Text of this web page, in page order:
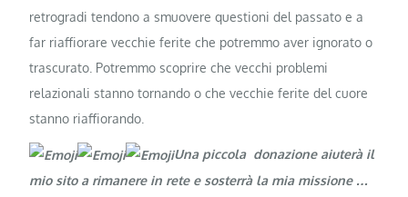
retrogradi tendono a smuovere questioni del passato e a
far riaffiorare vecchie ferite che potremmo aver ignorato o
trascurato. Potremmo scoprire che vecchi problemi
relazionali stanno tornando o che vecchie ferite del cuore
stanno riaffiorando.
Una piccola donazione aiuterà il
mio sito a rimanere in rete e sosterrà la mia missione …